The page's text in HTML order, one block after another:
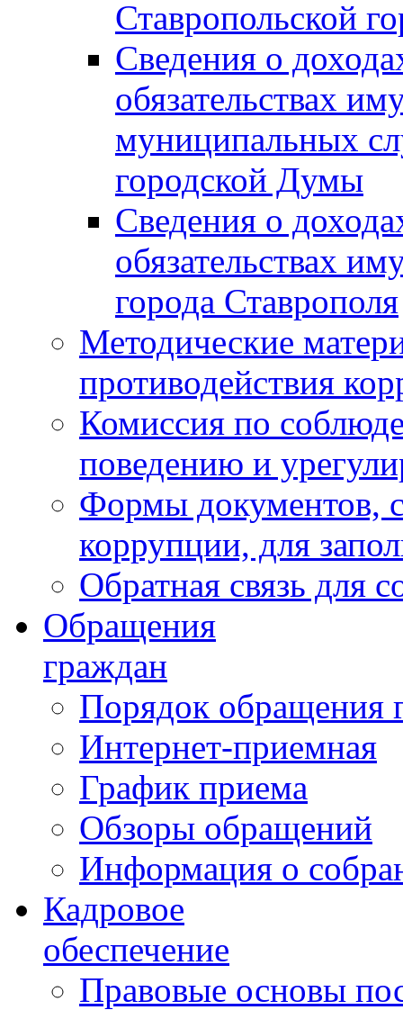
Ставропольской
Сведения о
обязательствах
муниципальных
городской Думы
Сведения о
обязательствах
города Ставрополя
Методические
противодействия
Комиссия по
поведению и
Формы документов,
коррупции, для
Обратная связь для
Обращения
граждан
Порядок обращения
Интернет-приемная
График приема
Обзоры обращений
Информация о
Кадровое
обеспечение
Правовые основы